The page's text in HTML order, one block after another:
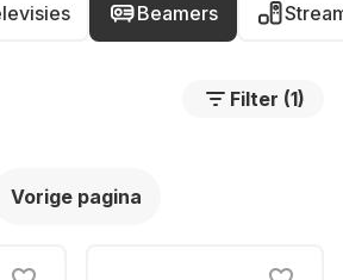
Beamers
Filter (1)
Vorige pagina